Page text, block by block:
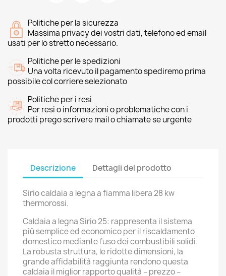
Politiche per la sicurezza
Massima privacy dei vostri dati, telefono ed email
usati per lo stretto necessario.
Politiche per le spedizioni
Una volta ricevuto il pagamento spediremo prima
possibile col corriere selezionato
Politiche per i resi
Per resi o informazioni o problematiche con i
prodotti prego scrivere mail o chiamate se urgente
Descrizione Dettagli del prodotto
Sirio caldaia a legna a fiamma libera 28 kw
thermorossi.
Caldaia a legna Sirio 25: rappresenta il sistema
più semplice ed economico per il riscaldamento
domestico mediante l’uso dei combustibili solidi.
La robusta struttura, le ridotte dimensioni, la
grande affidabilità raggiunta rendono questa
caldaia il miglior rapporto qualità – prezzo –